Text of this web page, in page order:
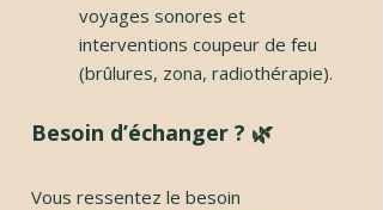
voyages sonores et
interventions coupeur de feu
(brûlures, zona, radiothérapie).
Besoin d’échanger ? 🌿
Vous ressentez le besoin